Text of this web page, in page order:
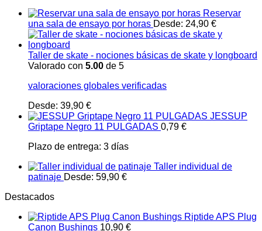
Reservar
una sala de ensayo por horas Desde: 24,90 €
Taller de skate - nociones básicas de skate y longboard
Valorado con 5.00 de 5
valoraciones globales verificadas
Desde: 39,90 €
JESSUP
Griptape Negro 11 PULGADAS 0,79 €
Plazo de entrega: 3 días
Taller individual de
patinaje Desde: 59,90 €
Destacados
Riptide APS Plug
Canon Bushings 10,90 €